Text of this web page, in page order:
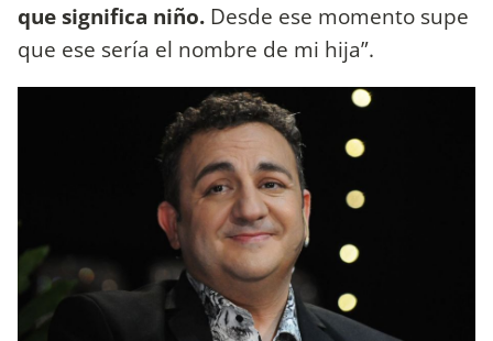
que significa niño. Desde ese momento supe
que ese sería el nombre de mi hija”.